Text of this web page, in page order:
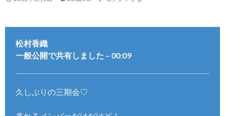
松村香織
一般公開で共有しました – 00:09
久しぶりの三期会♡